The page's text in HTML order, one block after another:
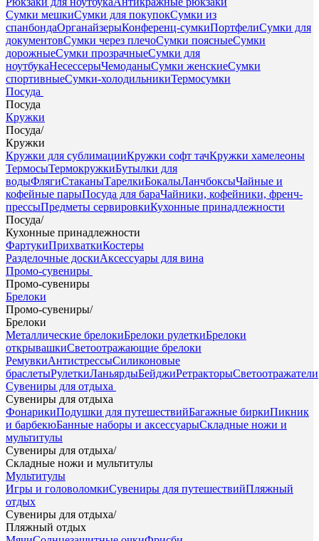
Сумки мешкиСумки для покупокСумки из
спанбондаОрганайзерыКонференц-сумкиПортфелиСумки для
документовСумки через плечоСумки поясныеСумки
дорожныеСумки прозрачныеСумки для
ноутбукаНесессерыЧемоданыСумки женскиеСумки
спортивныеСумки-холодильникиТермосумки
Посуда
Посуда
Кружки
Посуда/
Кружки
Кружки для сублимацииКружки софт тачКружки хамелеоны
ТермосыТермокружкиБутылки для
водыФлягиСтаканыТарелкиБокалыЛанчбоксыЧайные и
кофейные парыПосуда для бараЧайники, кофейники, френч-
прессыПредметы сервировкиКухонные принадлежности
Посуда/
Кухонные принадлежности
ФартукиПрихваткиКостеры
Разделочные доскиАксессуары для вина
Промо-сувениры
Промо-сувениры
Брелоки
Промо-сувениры/
Брелоки
Металлические брелокиБрелоки рулеткиБрелоки
открывашкиСветоотражающие брелоки
РемувкиАнтистрессыСиликоновые
браслетыРулеткиЛаньярдыБейджиРетракторыСветоотражатели
Сувениры для отдыха
Сувениры для отдыха
ФонарикиПодушки для путешествийБагажные биркиПикник
и барбекюБанные наборы и аксессуарыСкладные ножи и
мультитулы
Сувениры для отдыха/
Складные ножи и мультитулы
Мультитулы
Игры и головоломкиСувениры для путешествийПляжный
отдых
Сувениры для отдыха/
Пляжный отдых